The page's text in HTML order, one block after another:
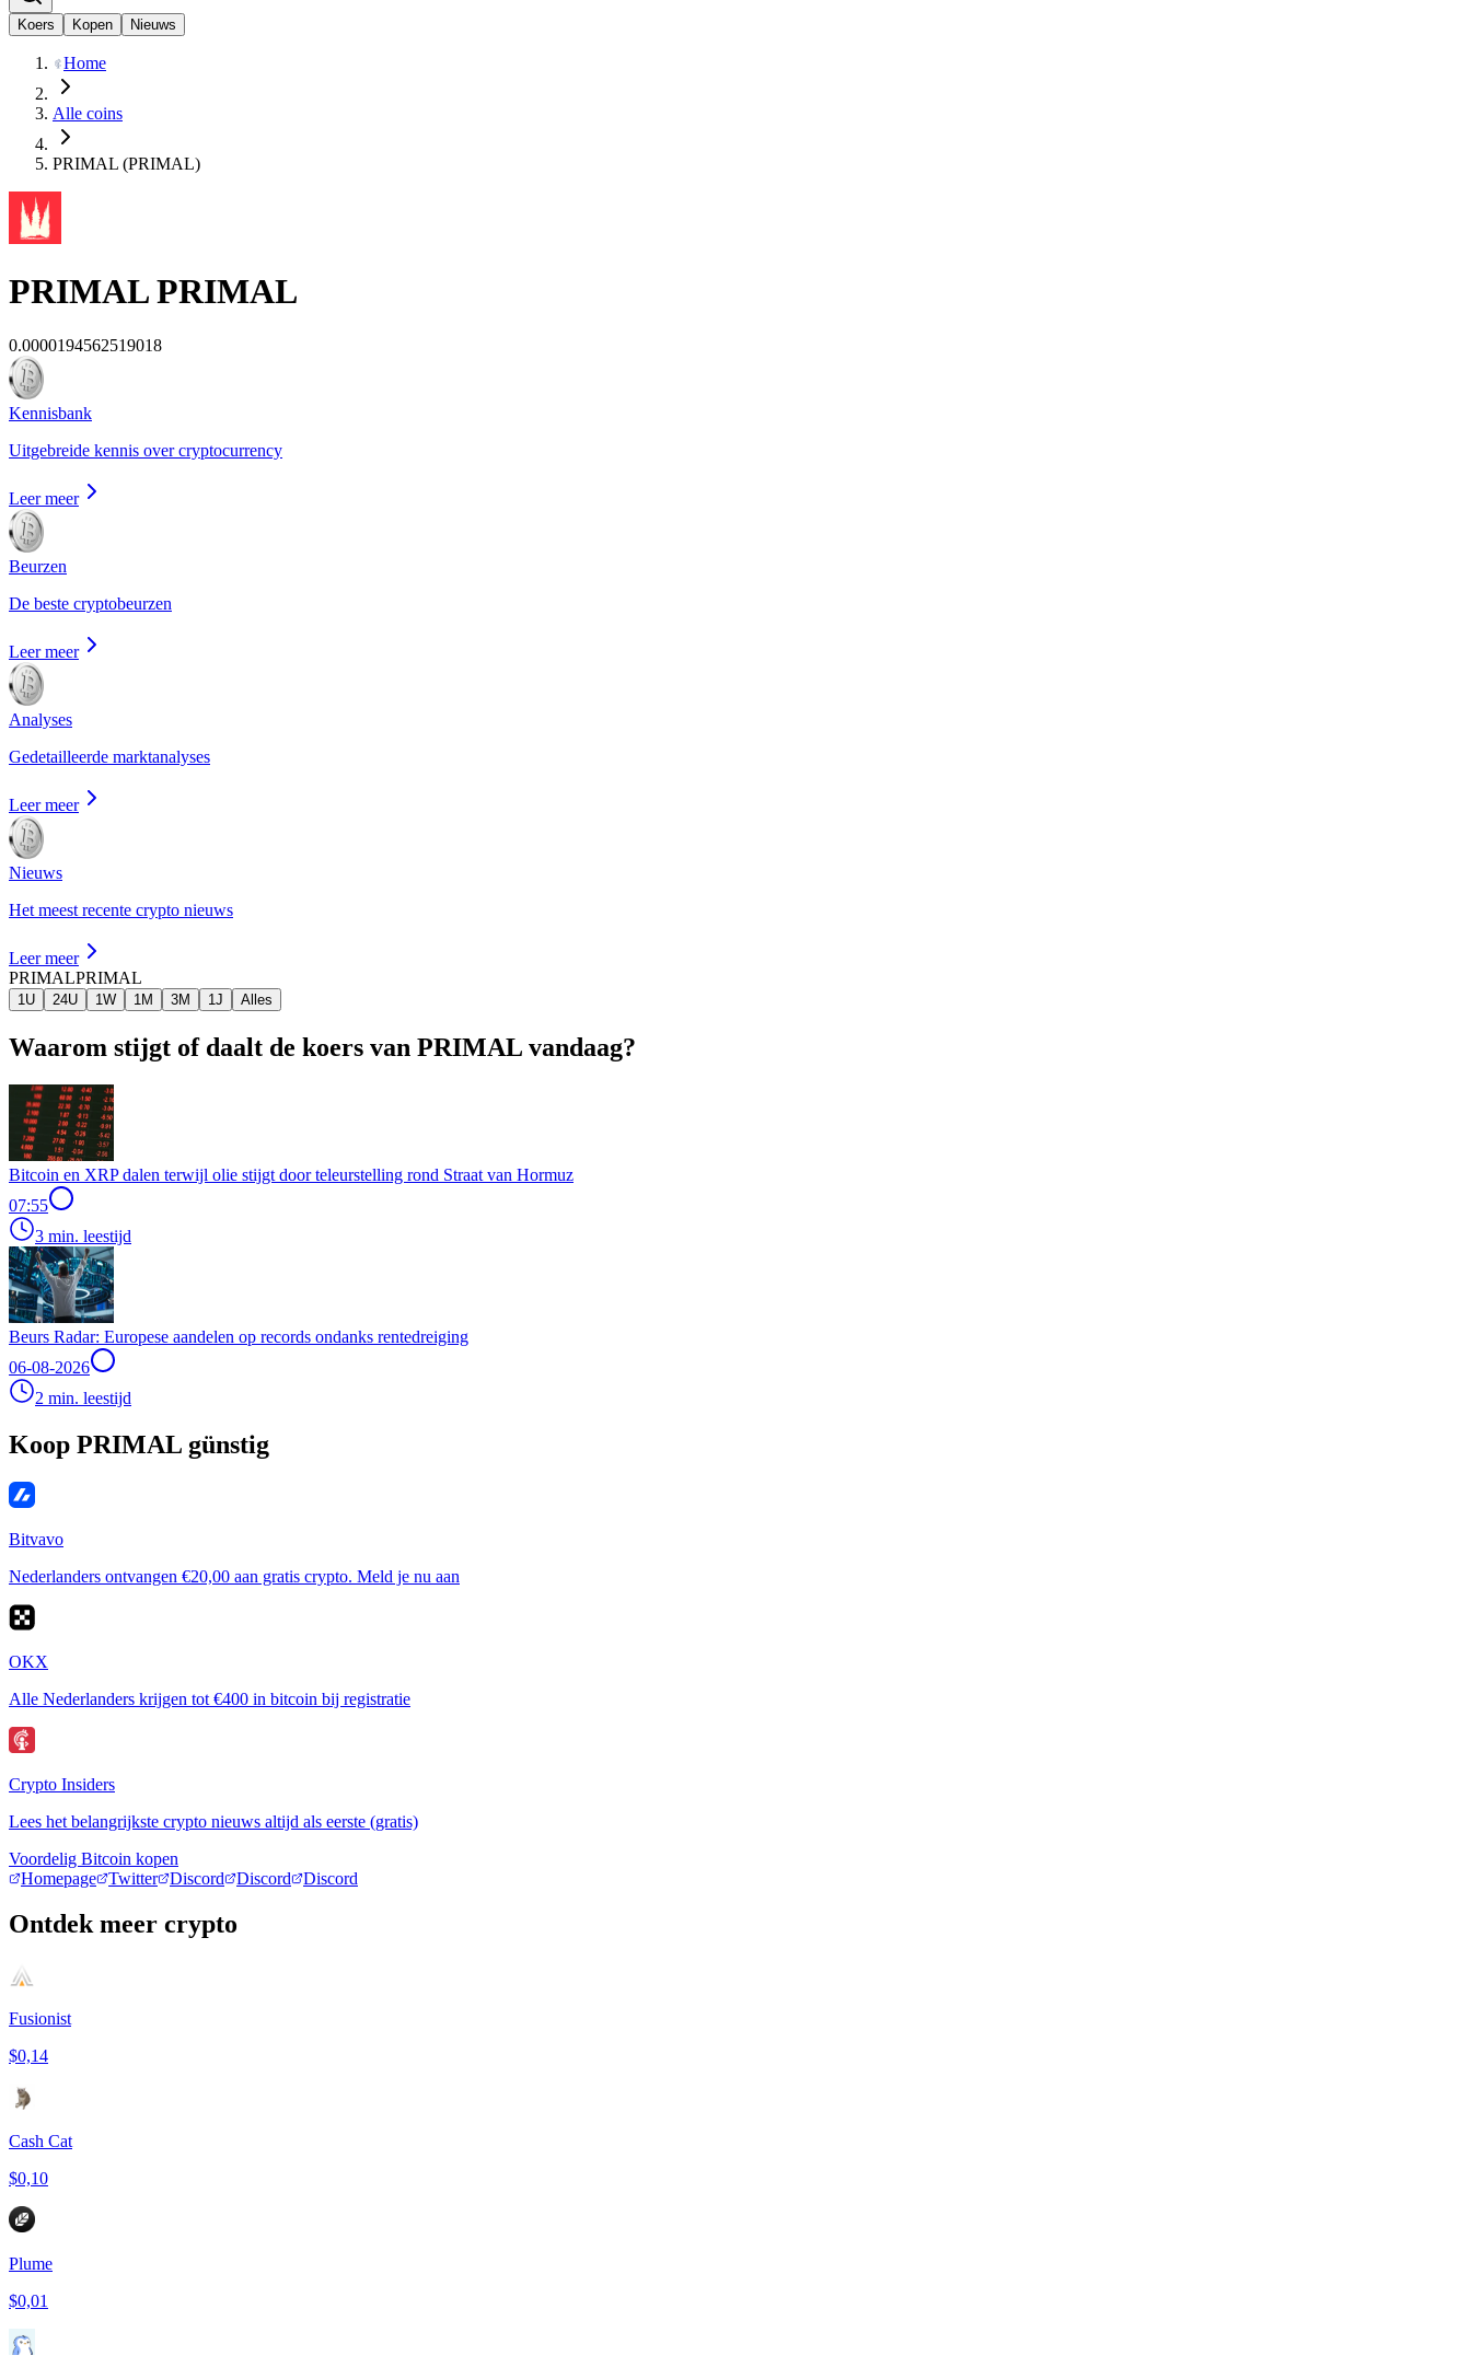
Koers Kopen Nieuws
Home
Alle coins
PRIMAL (PRIMAL)
PRIMAL PRIMAL
0.0000194562519018
Kennisbank
Uitgebreide kennis over cryptocurrency
Leer meer
Beurzen
De beste cryptobeurzen
Leer meer
Analyses
Gedetailleerde marktanalyses
Leer meer
Nieuws
Het meest recente crypto nieuws
Leer meer
PRIMALPRIMAL
1U 24U 1W 1M 3M 1J Alles
Waarom stijgt of daalt de koers van PRIMAL vandaag?
Bitcoin en XRP dalen terwijl olie stijgt door teleurstelling rond Straat van Hormuz
07:55
3 min. leestijd
Beurs Radar: Europese aandelen op records ondanks rentedreiging
06-08-2026
2 min. leestijd
Koop PRIMAL günstig
Bitvavo
Nederlanders ontvangen €20,00 aan gratis crypto. Meld je nu aan
OKX
Alle Nederlanders krijgen tot €400 in bitcoin bij registratie
Crypto Insiders
Lees het belangrijkste crypto nieuws altijd als eerste (gratis)
Voordelig Bitcoin kopen
Homepage
Twitter Discord Discord Discord
Ontdek meer crypto
Fusionist
$0,14
Cash Cat
$0,10
Plume
$0,01